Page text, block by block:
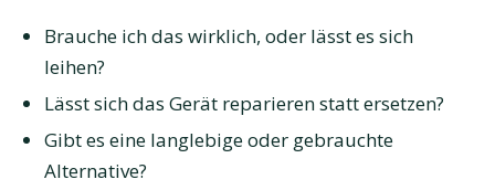
Brauche ich das wirklich, oder lässt es sich
leihen?
Lässt sich das Gerät reparieren statt ersetzen?
Gibt es eine langlebige oder gebrauchte
Alternative?